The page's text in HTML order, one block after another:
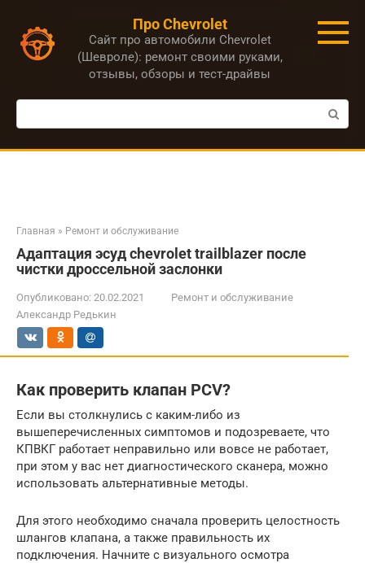
контенту
Про Chevrolet
Сайт про автомобили Chevrolet
(Шевроле): ремонт своими руками,
отзывы, обзоры и тест-драйвы
Поиск:
Главная » Ремонт и обслуживание
Адаптация эсуд chevrolet trailblazer после
чистки дроссельной заслонки
Опубликовано: 20.02.2021
Ремонт и обслуживание
Александр Редькин
Как проверить клапан PCV?
Если вы столкнулись с каким-либо из
вышеперечисленных симптомов и подозреваете, что
КПВКГ работает неправильно или вовсе не работает,
при этом у вас нет диагностического сканера, можно
использовать альтернативные методы.
Для этого необходимо сначала проверить целостность
шлангов клапана, а также правильность их
подключения. Начните с визуального осмотра